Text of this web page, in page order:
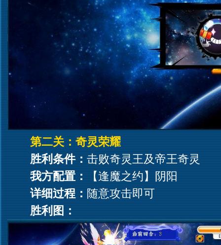
第二关：奇灵荣耀
胜利条件： 击败奇灵王及帝王奇灵
我方配置：
【逢魔之约】阴阳
详细过程： 随意攻击即可
胜利图：